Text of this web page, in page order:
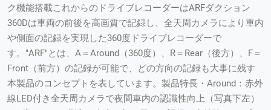
ク機能搭載これからのドライブレコーダーはARFダクション
360Dは車両の前後を高画質で記録し、全天周カメラにより車内
や側面の記録を実現した360度ドライブレコーダーで
す。"ARF"とは、A＝Around（360度）、R＝Rear（後方）、F＝
Front（前方）の記録が可能で、どの方向の記録も大事に残す
本製品のコンセプトを表しています。製品特長・Around：赤外
線LED付き全天周カメラで夜間車内の認識性向上（写真下左）